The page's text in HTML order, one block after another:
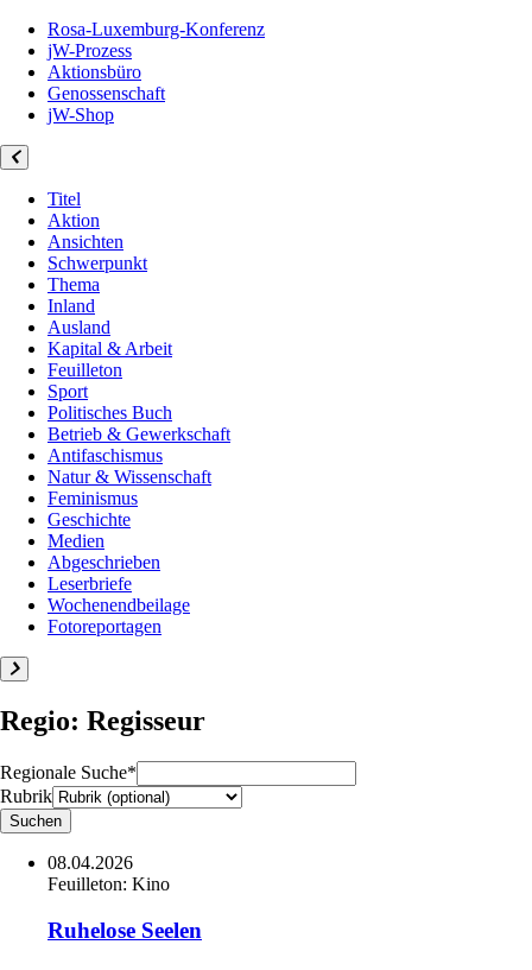
Rosa-Luxemburg-Konferenz
jW-Prozess
Aktionsbüro
Genossenschaft
jW-Shop
Titel
Aktion
Ansichten
Schwerpunkt
Thema
Inland
Ausland
Kapital & Arbeit
Feuilleton
Sport
Politisches Buch
Betrieb & Gewerkschaft
Antifaschismus
Natur & Wissenschaft
Feminismus
Geschichte
Medien
Abgeschrieben
Leserbriefe
Wochenendbeilage
Fotoreportagen
Regio: Regisseur
Regionale Suche*
Rubrik
08.04.2026
Feuilleton: Kino
Ruhelose Seelen